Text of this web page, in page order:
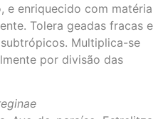
e enriquecido com matéria
Tolera geadas fracas e
Multiplica-se
por divisão das